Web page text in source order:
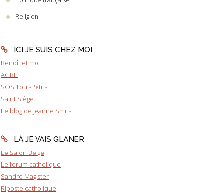
Religion
ICI JE SUIS CHEZ MOI
Benoît et moi
AGRIF
SOS Tout-Petits
Saint Siège
Le blog de Jeanne Smits
LÀ JE VAIS GLANER
Le Salon Beige
Le forum catholique
Sandro Magister
Riposte catholique